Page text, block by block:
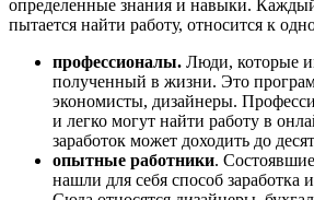
определенные знания и навыки.
пытается найти работу, относится к
профессионалы. Люди, которые
полученный в жизни. Это
экономисты, дизайнеры.
и легко могут найти работу в
заработок может доходить до
опытные работники.
нашли для себя способ заработка